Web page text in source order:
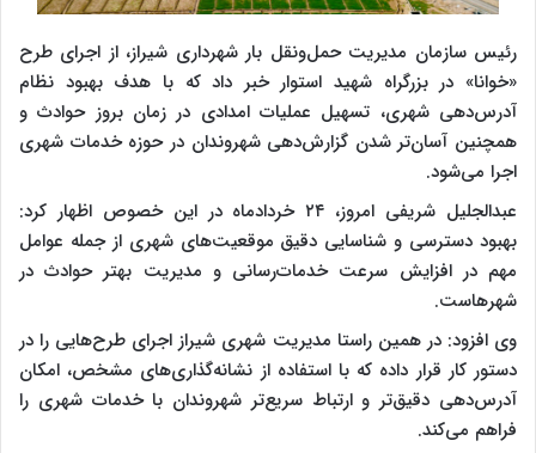
رئیس سازمان مدیریت حمل‌ونقل بار شهرداری شیراز، از اجرای طرح
«خوانا» در بزرگراه شهید استوار خبر داد که با هدف بهبود نظام
آدرس‌دهی شهری، تسهیل عملیات امدادی در زمان بروز حوادث و
همچنین آسان‌تر شدن گزارش‌دهی شهروندان در حوزه خدمات شهری
اجرا می‌شود.
عبدالجلیل شریفی امروز، ۲۴ خردادماه در این خصوص اظهار کرد:
بهبود دسترسی و شناسایی دقیق موقعیت‌های شهری از جمله عوامل
مهم در افزایش سرعت خدمات‌رسانی و مدیریت بهتر حوادث در
شهرهاست.
وی افزود: در همین راستا مدیریت شهری شیراز اجرای طرح‌هایی را در
دستور کار قرار داده که با استفاده از نشانه‌گذاری‌های مشخص، امکان
آدرس‌دهی دقیق‌تر و ارتباط سریع‌تر شهروندان با خدمات شهری را
فراهم می‌کند.